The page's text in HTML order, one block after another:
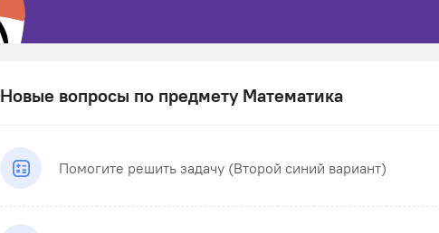
Новые вопросы по предмету Математика
Помогите решить задачу (Второй синий вариант)